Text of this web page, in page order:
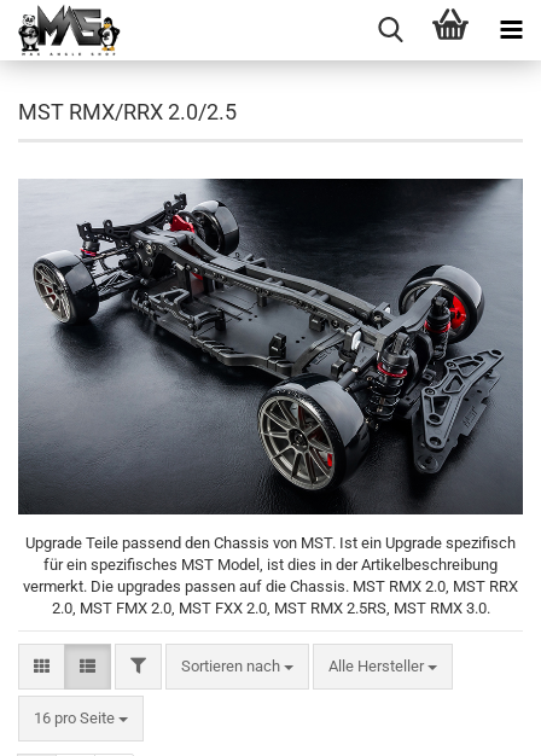
MST RMX/RRX 2.0/2.5
Upgrade Teile passend den Chassis von MST. Ist ein Upgrade spezifisch
für ein spezifisches MST Model, ist dies in der Artikelbeschreibung
vermerkt. Die upgrades passen auf die Chassis. MST RMX 2.0, MST RRX
2.0, MST FMX 2.0, MST FXX 2.0, MST RMX 2.5RS, MST RMX 3.0.
FILTERSortieren nach
Sortieren nach Alle Hersteller
16 pro Seite
pro Seite